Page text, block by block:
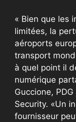
« Bien que les
limitées, la
aéroports
transport
à quel point il
numérique
Guccione,
Security. «Un
fournisseur